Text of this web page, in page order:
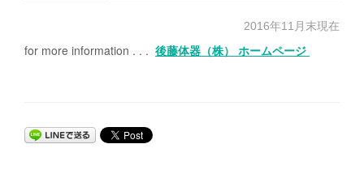
2016年11月末現在
for more information . . . 後藤体器（株） ホームページ